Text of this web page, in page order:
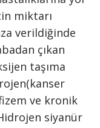
miktarı
verildiğinde
çıkan
taşıma
ve kronik
siyanür